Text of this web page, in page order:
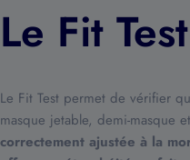
Le Fit Test
Le Fit Test permet de vérifier
masque jetable, demi-masque
correctement ajustée à la